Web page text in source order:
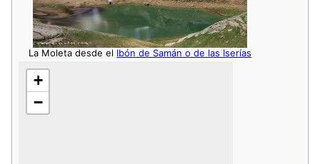
La Moleta desde el Ibón de Samán o de las Iserías
+
−